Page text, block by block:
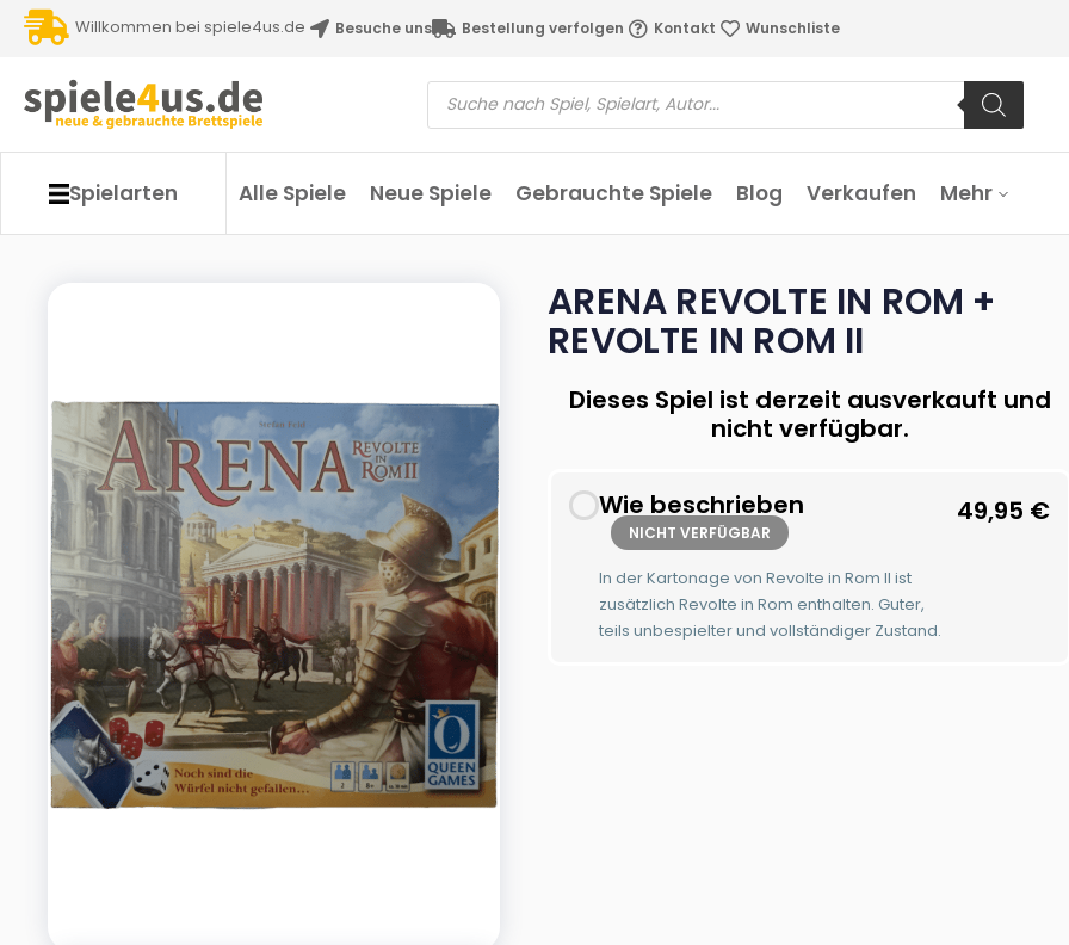
Willkommen bei spiele4us.de Besuche uns Bestellung verfolgen Kontakt Wunschliste
Spielarten Alle Spiele Neue Spiele Gebrauchte Spiele Blog Verkaufen Mehr
ARENA REVOLTE IN ROM +
REVOLTE IN ROM II
Dieses Spiel ist derzeit ausverkauft und
nicht verfügbar.
Wie beschrieben
NICHT VERFÜGBAR
In der Kartonage von Revolte in Rom II ist
zusätzlich Revolte in Rom enthalten. Guter,
teils unbespielter und vollständiger Zustand.
49,95 €